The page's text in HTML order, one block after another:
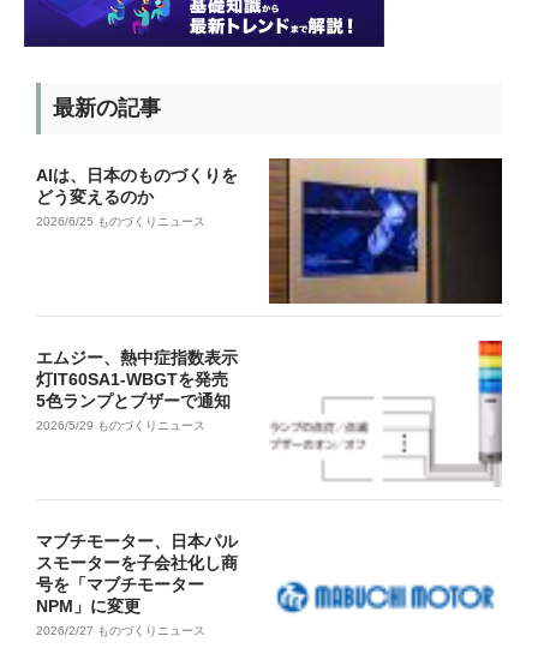
最新の記事
AIは、日本のものづくりを
どう変えるのか
2026/6/25 ものづくりニュース
エムジー、熱中症指数表示
灯IT60SA1-WBGTを発売
5色ランプとブザーで通知
2026/5/29 ものづくりニュース
マブチモーター、日本パル
スモーターを子会社化し商
号を「マブチモーター
NPM」に変更
2026/2/27 ものづくりニュース